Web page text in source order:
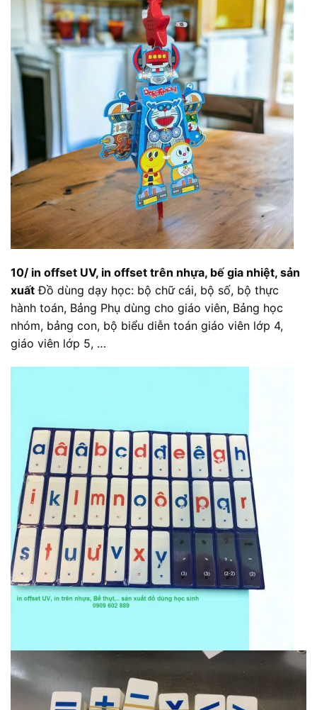
10/ in offset UV, in offset trên nhựa, bế gia nhiệt, sản
xuất Đồ dùng dạy học: bộ chữ cái, bộ số, bộ thực
hành toán, Bảng Phụ dùng cho giáo viên, Bảng học
nhóm, bảng con, bộ biểu diễn toán giáo viên lớp 4,
giáo viên lớp 5, …